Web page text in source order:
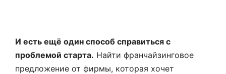
И есть ещё один способ справиться с
проблемой старта. Найти франчайзинговое
предложение от фирмы, которая хочет